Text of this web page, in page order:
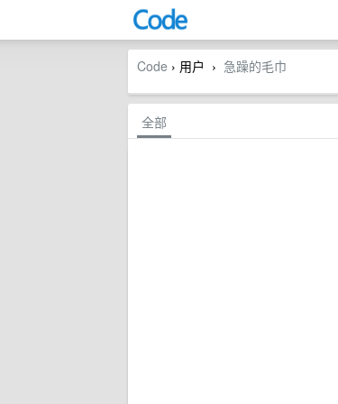
Code › 用户 › 急躁的毛巾
全部